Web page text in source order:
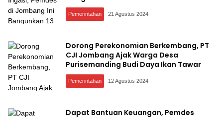
Pemerintahan 21 Agustus 2024
Dorong Perekonomian Berkembang, PT
CJI Jombang Ajak Warga Desa
Purisemanding Budi Daya Ikan Tawar
Pemerintahan 12 Agustus 2024
Dapat Bantuan Keuangan, Pemdes